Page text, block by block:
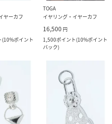
ヤーカフ
(10%ポイント
TOGA
イヤリング・イヤーカフ
16,500 円
1,500ポイント(10%ポイント
バック)